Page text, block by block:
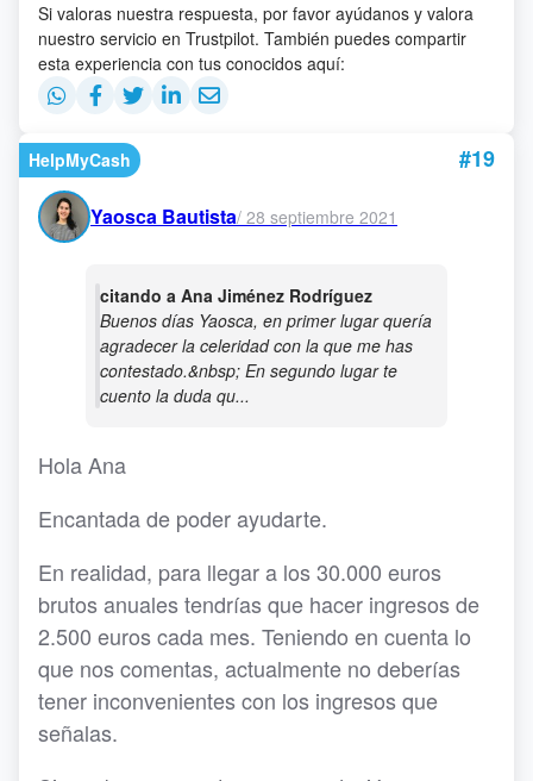
Si valoras nuestra respuesta, por favor ayúdanos y valora
nuestro servicio en Trustpilot. También puedes compartir
esta experiencia con tus conocidos aquí:
HelpMyCash #19
Yaosca Bautista/ 28 septiembre 2021
citando a Ana Jiménez Rodríguez
Buenos días Yaosca, en primer lugar quería
agradecer la celeridad con la que me has
contestado.&nbsp; En segundo lugar te
cuento la duda qu...
Hola Ana
Encantada de poder ayudarte.
En realidad, para llegar a los 30.000 euros
brutos anuales tendrías que hacer ingresos de
2.500 euros cada mes. Teniendo en cuenta lo
que nos comentas, actualmente no deberías
tener inconvenientes con los ingresos que
señalas.